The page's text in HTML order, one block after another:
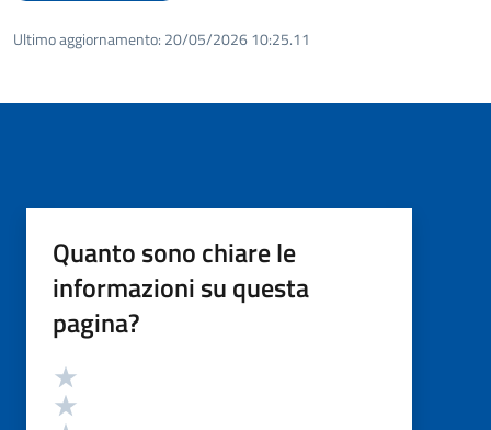
Ultimo aggiornamento: 20/05/2026 10:25.11
Quanto sono chiare le
informazioni su questa
pagina?
Valutazione